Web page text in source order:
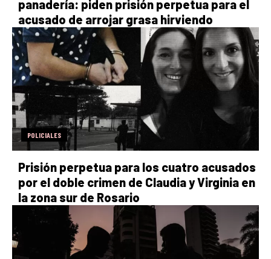
panadería: piden prisión perpetua para el
acusado de arrojar grasa hirviendo
POLICIALES
Prisión perpetua para los cuatro acusados
por el doble crimen de Claudia y Virginia en
la zona sur de Rosario